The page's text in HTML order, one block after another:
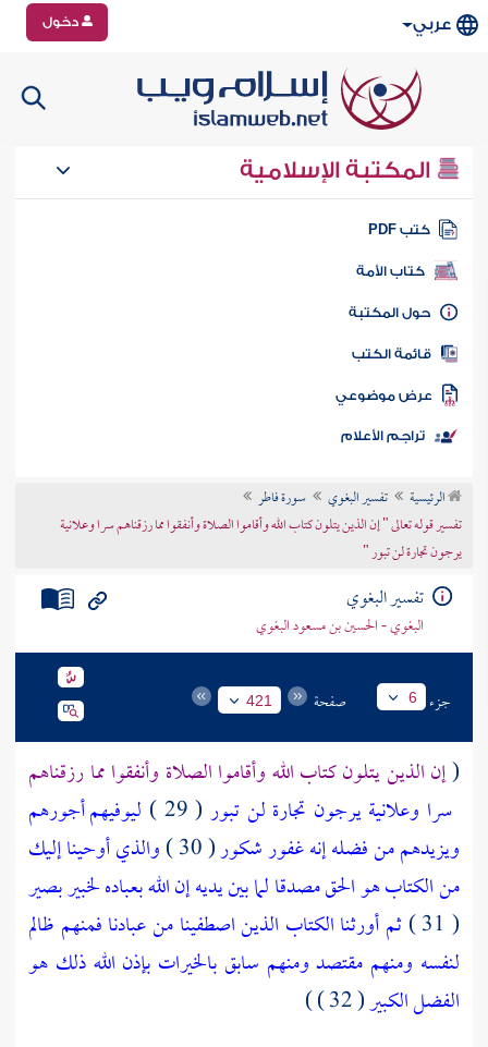
عربي دخول
المكتبة الإسلامية
كتب PDF
كتاب الأمة
المكتبة
الكتب
موضوعي
تراجم الأعلام
الرئيسية تفسير البغوي
سورة فاطر
تفسير قوله تعالى " إن الذين يتلون كتاب الله وأقاموا الصلاة وأنفقوا مما رزقناهم سرا وعلانية
يرجون تجارة لن تبور "
تفسير البغوي
البغوي - الحسين بن مسعود البغوي
جزء 6 صفحة 421
(إن الذين يتلون كتاب الله وأقاموا الصلاة وأنفقوا مما رزقناهم
سرا وعلانية يرجون تجارة لن تبور ( 29 )
ليوفيهم أجورهم
ويزيدهم من فضله إنه غفور شكور( 30 )
والذي أوحينا إليك
من الكتاب هو الحق مصدقا لما بين يديه إن الله بعباده لخبير بصير
( 31 )
ثم أورثنا الكتاب الذين اصطفينا من عبادنا فمنهم ظالم
لنفسه ومنهم مقتصد ومنهم سابق بالخيرات بإذن الله ذلك هو
الفضل الكبير( 32 ) )